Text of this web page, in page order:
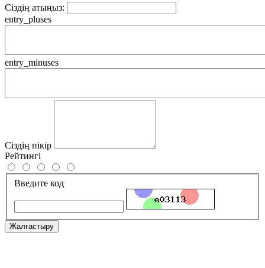
Сіздің атыңыз:
entry_pluses
entry_minuses
Сіздің пікір
Рейтингі
Введите код
Жалғастыру